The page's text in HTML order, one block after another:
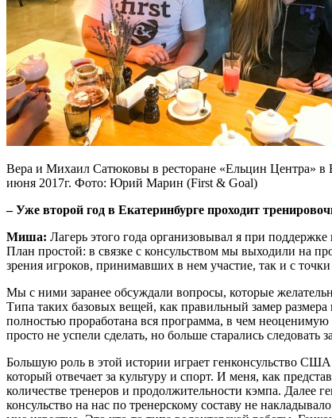
Вера и Михаил Сатюковы в ресторане «Ельцин Центра» в
июня 2017г. Фото: Юрий Марин (First & Goal)
– Уже второй год в Екатеринбурге проходит
Миша: Лагерь этого года организовывал я при
План простой: в связке с консульством мы выходили на
зрения игроков, принимавших в нем участие, так и с точки
Мы с ними заранее обсуждали вопросы, которые
Типа таких базовых вещей, как правильный замер размера
полностью проработана вся программа, в чем
просто не успели сделать, но больше старались
Большую роль в этой истории играет генконсульство
который отвечает за культуру и спорт. И меня, как
количестве тренеров и продолжительности кэмпа. Далее
консульство на нас по тренерскому составу не